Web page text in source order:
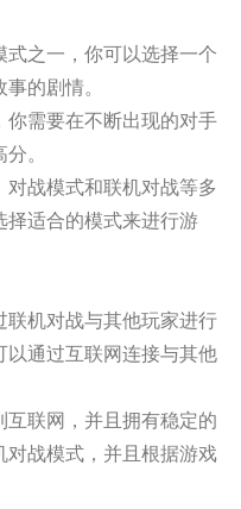
之一，你可以选择一个
的剧情。
需要在不断出现的对手
。
战模式和联机对战等多
择适合的模式来进行游
联机对战与其他玩家进行
以通过互联网连接与其他
联网，并且拥有稳定的
对战模式，并且根据游戏